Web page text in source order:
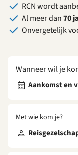
RCN wordt
Al meer dan70
Onvergetelijk
Wanneer wil je
Aankomst en
Met wie kom je?